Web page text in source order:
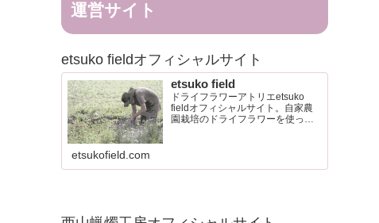
運営サイト
etsuko fieldオフィシャルサイト
etsuko field
ドライフラワーアトリエetsuko
fieldオフィシャルサイト。自家農
園栽培のドライフラワーを使った
etsukofield.com